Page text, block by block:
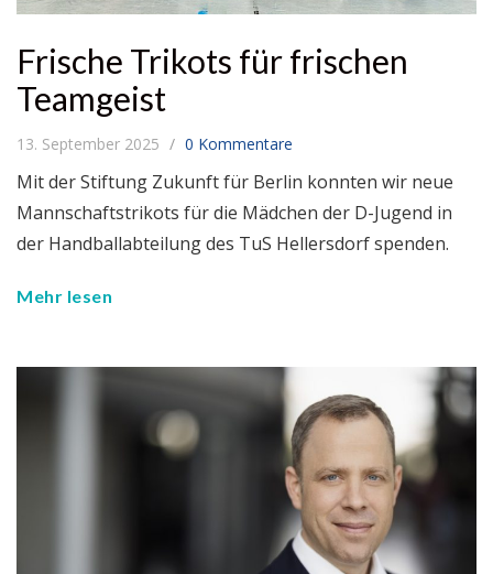
Frische Trikots für frischen
Teamgeist
13. September 2025 0 Kommentare
Mit der Stiftung Zukunft für Berlin konnten wir neue
Mannschaftstrikots für die Mädchen der D-Jugend in
der Handballabteilung des TuS Hellersdorf spenden.
Mehr lesen